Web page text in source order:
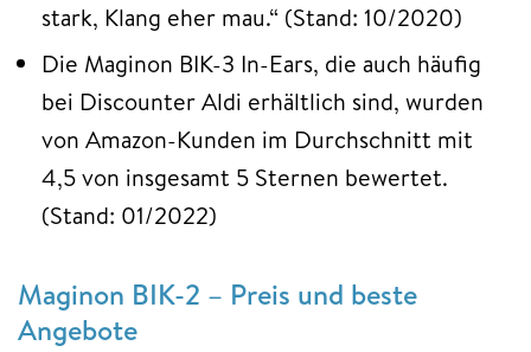
stark, Klang eher mau.“ (Stand: 10/2020)
Die Maginon BIK-3 In-Ears, die auch häufig
bei Discounter Aldi erhältlich sind, wurden
von Amazon-Kunden im Durchschnitt mit
4,5 von insgesamt 5 Sternen bewertet.
(Stand: 01/2022)
Maginon BIK-2 – Preis und beste
Angebote